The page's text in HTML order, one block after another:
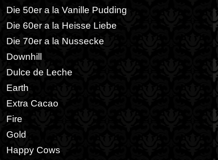
Die 50er a la Vanille Pudding
Die 60er a la Heisse Liebe
Die 70er a la Nussecke
Downhill
Dulce de Leche
Earth
Extra Cacao
Fire
Gold
Happy Cows